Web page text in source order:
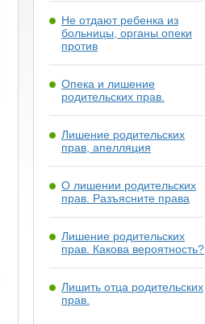
Не отдают ребенка из
больницы, органы опеки
против
Опека и лишение
родительских прав.
Лишение родительских
прав, апелляция
О лишении родительских
прав. Разъясните права
Лишение родительских
прав. Какова вероятность?
Лишить отца родительских
прав.